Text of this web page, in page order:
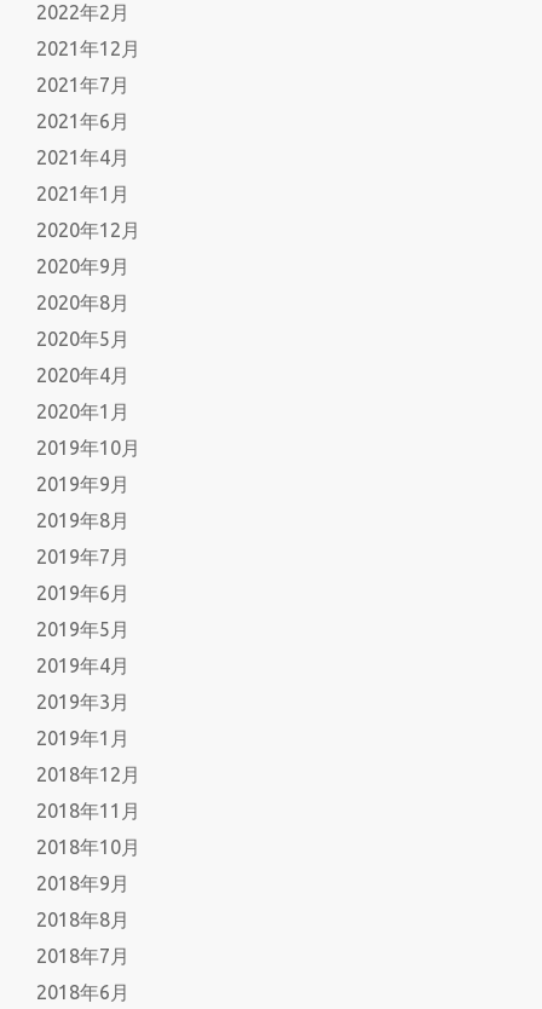
2022年2月
2021年12月
2021年7月
2021年6月
2021年4月
2021年1月
2020年12月
2020年9月
2020年8月
2020年5月
2020年4月
2020年1月
2019年10月
2019年9月
2019年8月
2019年7月
2019年6月
2019年5月
2019年4月
2019年3月
2019年1月
2018年12月
2018年11月
2018年10月
2018年9月
2018年8月
2018年7月
2018年6月